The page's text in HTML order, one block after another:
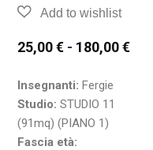
25,00€ - 180,00€
Insegnanti: Fergie
Studio: STUDIO 11
(91mq) (PIANO 1)
Fascia età: